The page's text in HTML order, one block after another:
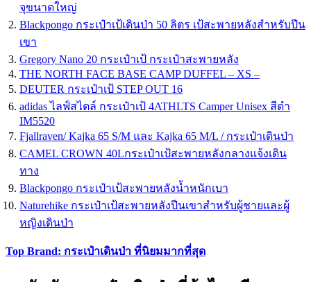
จุขนาดใหญ่
Blackpongo กระเป๋าเป้เดินป่า 50 ลิตร เป้สะพายหลังสำหรับปีน
เขา
Gregory Nano 20 กระเป๋าเป้ กระเป๋าสะพายหลัง
THE NORTH FACE BASE CAMP DUFFEL – XS –
DEUTER กระเป๋าเป้ STEP OUT 16
adidas ไลฟ์สไตล์ กระเป๋าเป้ 4ATHLTS Camper Unisex สีดำ
IM5520
Fjallraven/ Kajka 65 S/M และ Kajka 65 M/L / กระเป๋าเดินป่า
CAMEL CROWN 40Lกระเป๋าเป้สะพายหลังกลางแจ้งเดิน
ทาง
Blackpongo กระเป๋าเป้สะพายหลังน้ำหนักเบา
Naturehike กระเป๋าเป้สะพายหลังปีนเขาสำหรับผู้ชายและผู้
หญิงเดินป่า
Top Brand: กระเป๋าเดินป่า ที่นิยมมากที่สุด